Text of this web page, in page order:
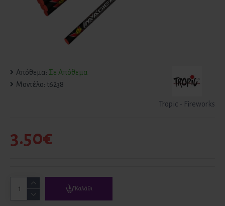
Απόθεμα: Σε Απόθεμα
Μοντέλο: t6238
Tropic - Fireworks
3.50€
Καλάθι